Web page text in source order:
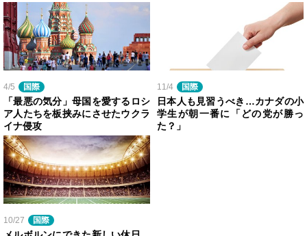
4/5 国際
「最悪の気分」母国を愛するロシ
ア人たちを板挟みにさせたウクラ
イナ侵攻
11/4 国際
日本人も見習うべき…カナダの小
学生が朝一番に「どの党が勝っ
た？」
10/27 国際